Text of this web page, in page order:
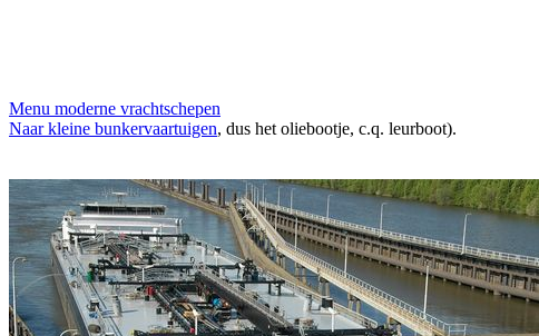
Menu moderne vrachtschepen
Naar kleine bunkervaartuigen, dus het oliebootje, c.q. leurboot).